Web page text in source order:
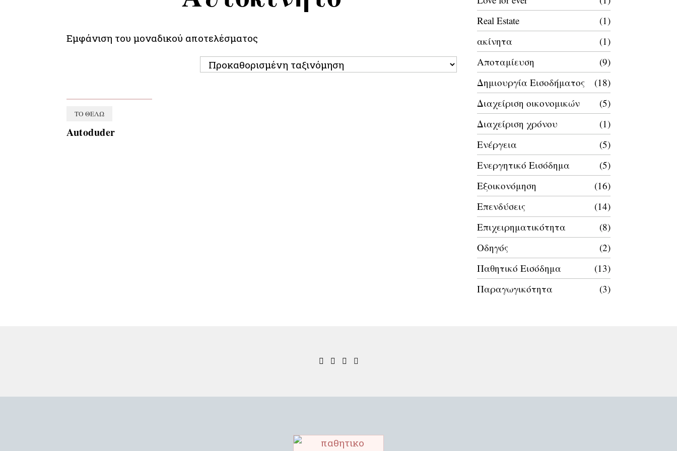
Εμφάνιση του μοναδικού αποτελέσματος
ΤΟ ΘΈΛΩ
Autoduder
Real Estate
1
ακίνητα
1
Αποταμίευση
9
Δημιουργία Εισοδήματος
18
Διαχείριση οικονομικών
5
Διαχείριση χρόνου
1
Ενέργεια
5
Ενεργητικό Εισόδημα
5
Εξοικονόμηση
16
Επενδύσεις
14
Επιχειρηματικότητα
8
Οδηγός
2
Παθητικό Εισόδημα
13
Παραγωγικότητα
3